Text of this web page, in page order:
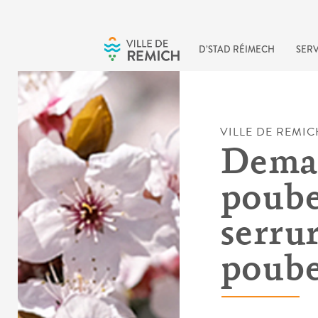
D’STAD RÉIMECH
VILLE DE